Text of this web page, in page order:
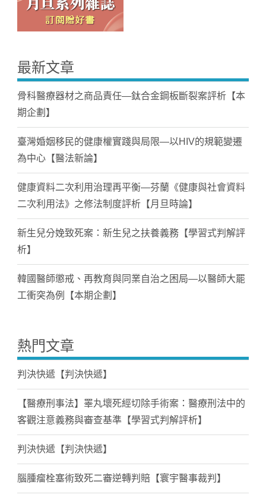
最新文章
骨科醫療器材之商品責任—鈦合金鋼板斷裂案評析【本
期企劃】
臺灣婚姻移民的健康權實踐與局限—以HIV的規範變遷
為中心【醫法新論】
健康資料二次利用治理再平衡—芬蘭《健康與社會資料
二次利用法》之修法制度評析【月旦時論】
新生兒分娩致死案：新生兒之扶養義務【學習式判解評
析】
韓國醫師懲戒、再教育與同業自治之困局—以醫師大罷
工衝突為例【本期企劃】
熱門文章
判決快遞【判決快遞】
【醫療刑事法】睪丸壞死經切除手術案：醫療刑法中的
客觀注意義務與審查基準【學習式判解評析】
判決快遞【判決快遞】
腦腫瘤栓塞術致死二審逆轉判賠【寰宇醫事裁判】